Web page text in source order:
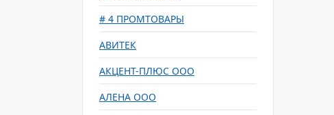
# 4 ПРОМТОВАРЫ
АВИТЕК
АКЦЕНТ-ПЛЮС ООО
АЛЕНА ООО